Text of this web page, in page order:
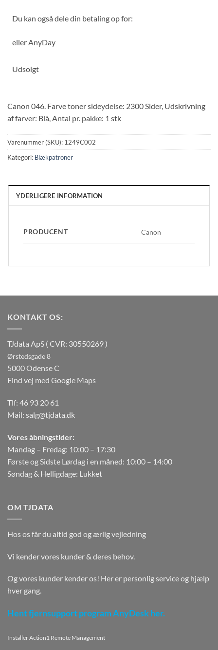
Du kan også dele din betaling op for:
ellerAnyDay
Udsolgt
Canon 046. Farve toner sideydelse: 2300 Sider, Udskrivning
af farver: Blå, Antal pr. pakke: 1 stk
Varenummer (SKU): 1249C002
Kategori: Blækpatroner
YDERLIGERE INFORMATION
PRODUCENT Canon
KONTAKT OS:
TJdata ApS ( CVR: 30550269 )
Ørstedsgade 8
5000 Odense C
Find vej med Google Maps
Tlf: 46 93 20 61
Mail: salg@tjdata.dk
Vores åbningstider:
Mandag – Fredag: 10:00 – 17:30
Første og Sidste Lørdag i en måned: 10:00 – 14:00
Søndag & Helligdage: Lukket
OM TJDATA
Hos os får du altid god og ærlig vejledning
Vi kender vores kunder & deres behov.
Og vores kunder kender os! Her er personlig service og hjælp
hver gang.
Hent fjernsupport program AnyDesk her.
Installer Action1 Remote Management